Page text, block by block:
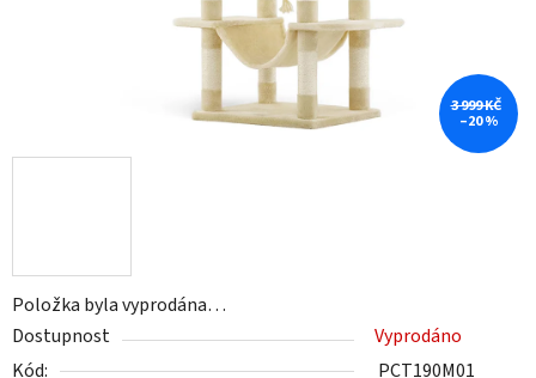
Položka byla vyprodána…
Dostupnost
Vyprodáno
Kód:
PCT190M01
3 999 KČ
–20 %